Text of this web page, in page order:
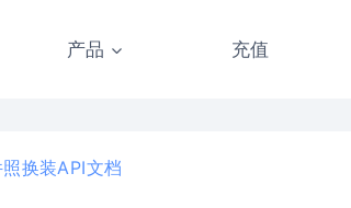
产品 充值
换装API文档